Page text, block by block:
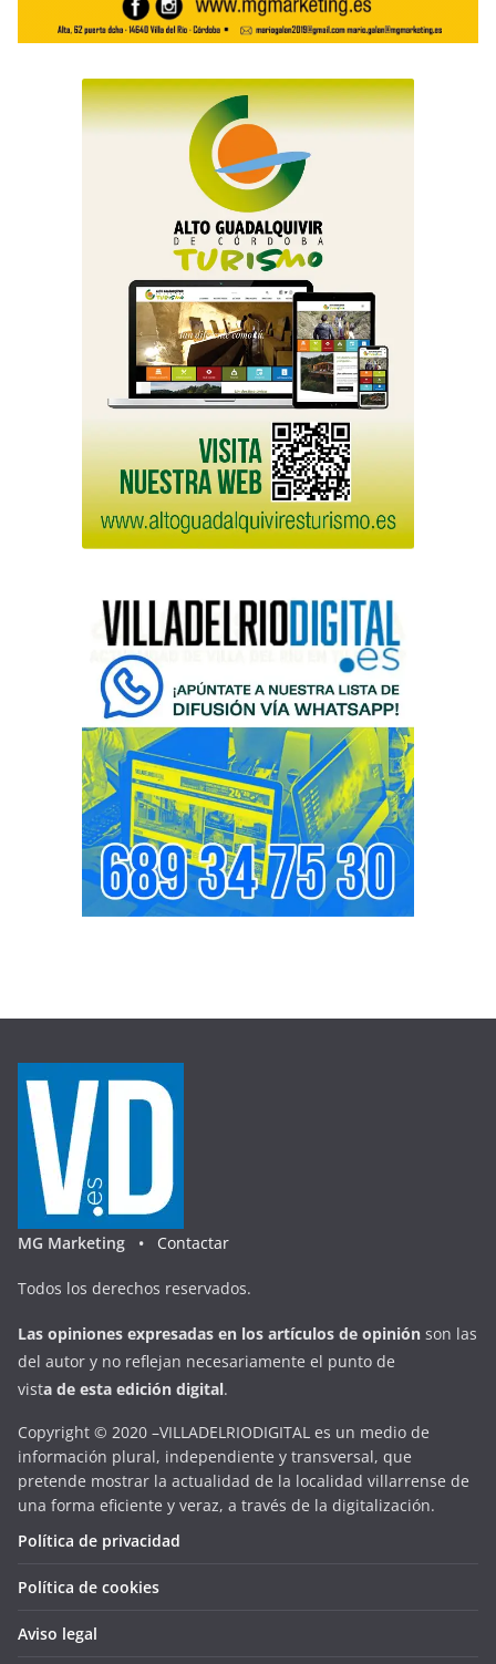
MG Marketing • Contactar
Todos los derechos reservados.
Las opiniones expresadas en los artículos de opinión son las
del autor y no reflejan necesariamente el punto de
vista de esta edición digital.
Copyright © 2020 –VILLADELRIODIGITAL es un medio de
información plural, independiente y transversal, que
pretende mostrar la actualidad de la localidad villarrense de
una forma eficiente y veraz, a través de la digitalización.
Política de privacidad
Política de cookies
Aviso legal